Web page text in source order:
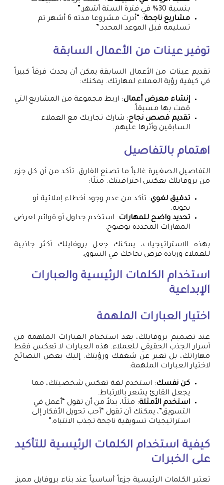
بنسبة 30% في فترة الستة أشهر.”
مشاريع ناجحة
: “أدرت مشروعا مدته 6 أشهر تم
تسليمه قبل الموعد المحدد.”
توفير عينات من الأعمال السابقة
تقديم عينات من الأعمال السابقة يمكن أن يحدث فرقاً كبيراً
في كيفية رؤية العملاء لمهارتك. يمكنك:
إنشاء معرض أعمال: اربط مجموعة من المشاريع التي
قمت بها مسبقاً.
تقديم قصص نجاح: شارك تجاربك مع العملاء
السابقين وأثرها عليهم.
اهتمام بالتفاصيل
التفاصيل الصغيرة غالباً ما تصنع الفارق. تأكد من أن كل جزء
من بروفايلك يعكس احترافيتك. مثلًا:
تدقيق لغوي: تأكد من عدم وجود أخطاء إملائية أو
نحوية.
تحديد واضح للمهارات: استخدم جداول أو قوائم لعرض
المهارات المحددة بوضوح.
بهذه الاستراتيجيات، يمكنك جعل بروفايلك أكثر جاذبية
للعملاء وزيادة فرص نجاحك في السوق.
استخدام الكلمات الرئيسية والعبارات
الإبداعية
اختيار العبارات الملهمة
عند تصميم بروفايلك، يعد استخدام العبارات الملهمة من
أسرار الجذب الحقيقي للعملاء. هذه العبارات لا تعكس فقط
مهاراتك، بل تعبر عن شغفك ورؤيتك. إليك بعض النصائح
لاختيار العبارات الملهمة:
كن نفسك: استخدم لغة تعكس شخصيتك، مما
يجعل القارئ يشعر بالارتباط.
استخدم الأمثلة: مثلًا، بدلاً من أن تقول “أعمل في
التسويق”، يمكنك أن تقول “أحب تحويل الأفكار إلى
استراتيجيات تسويقية ناجحة تجذب الانتباه.”
كيفية استخدام الكلمات الرئيسية للتأكيد
على الخبرات
تعتبر الكلمات الرئيسية جزءاً أساسياً عند بناء بروفايل مميز.